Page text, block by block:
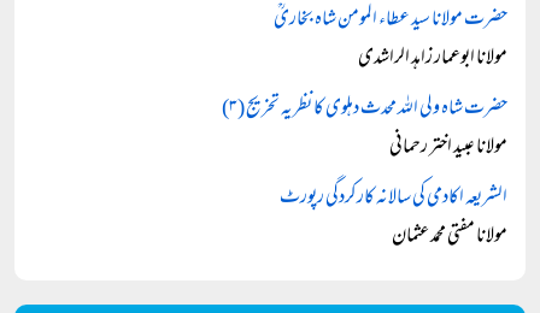
حضرت مولانا سید عطاء المومن شاہ بخاریؒ
مولانا ابوعمار زاہد الراشدی
حضرت شاہ ولی اللہ محدث دہلوی کا نظریہ تخریج (۳)
مولانا عبید اختر رحمانی
الشریعہ اکادمی کی سالانہ کارکردگی رپورٹ
مولانا مفتی محمد عثمان